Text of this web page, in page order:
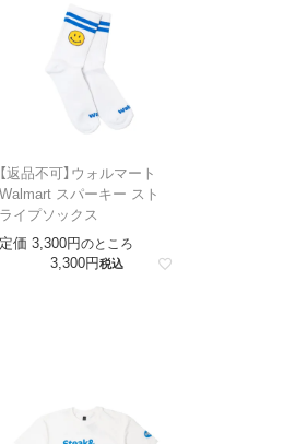
【返品不可】ウォルマート
Walmart スパーキー スト
ライプソックス
定価 3,300 のところ
3,300 税込